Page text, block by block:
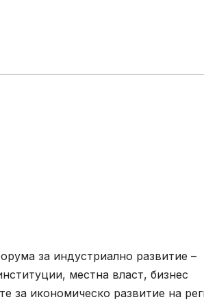
за индустриално развитие –
местна власт, бизнес
за икономическо развитие на